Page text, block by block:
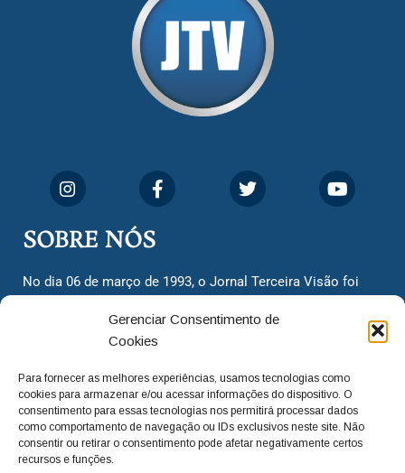
Gerenciar Consentimento de
Cookies
Para fornecer as melhores experiências, usamos tecnologias como
cookies para armazenar e/ou acessar informações do dispositivo. O
consentimento para essas tecnologias nos permitirá processar dados
como comportamento de navegação ou IDs exclusivos neste site. Não
consentir ou retirar o consentimento pode afetar negativamente certos
recursos e funções.
SOBRE NÓS
No dia 06 de março de 1993, o Jornal Terceira Visão foi
cidadãos valinhenses, já que naquela época só existiam
dois jornais. Há mais de 30 anos, o jornal continua
com o foco de trazer as melhores notícias. Nunca
deixamos de lado as necessidades do cidadão, sempre
questionando os órgãos públicos em busca de melhorias
para a cidade e sempre cobrando resoluções para casos